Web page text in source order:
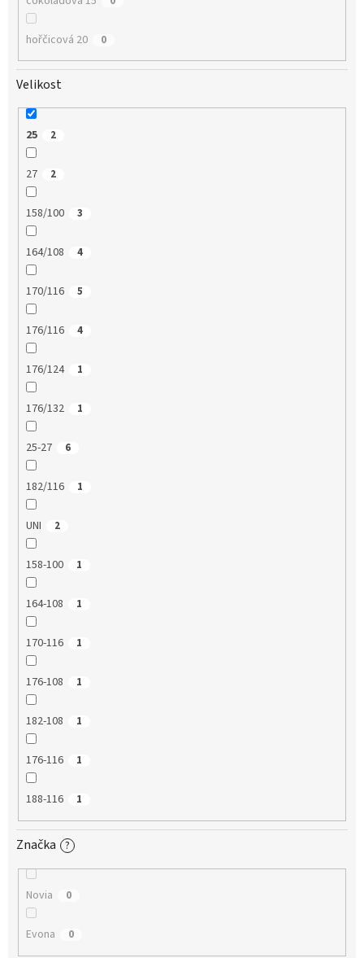
hořčicová 20 0
Velikost
25 2
27 2
158/100 3
164/108 4
170/116 5
176/116 4
176/124 1
176/132 1
25-27 6
182/116 1
UNI 2
158-100 1
164-108 1
170-116 1
176-108 1
182-108 1
176-116 1
188-116 1
Značka ?
Novia 0
Evona 0